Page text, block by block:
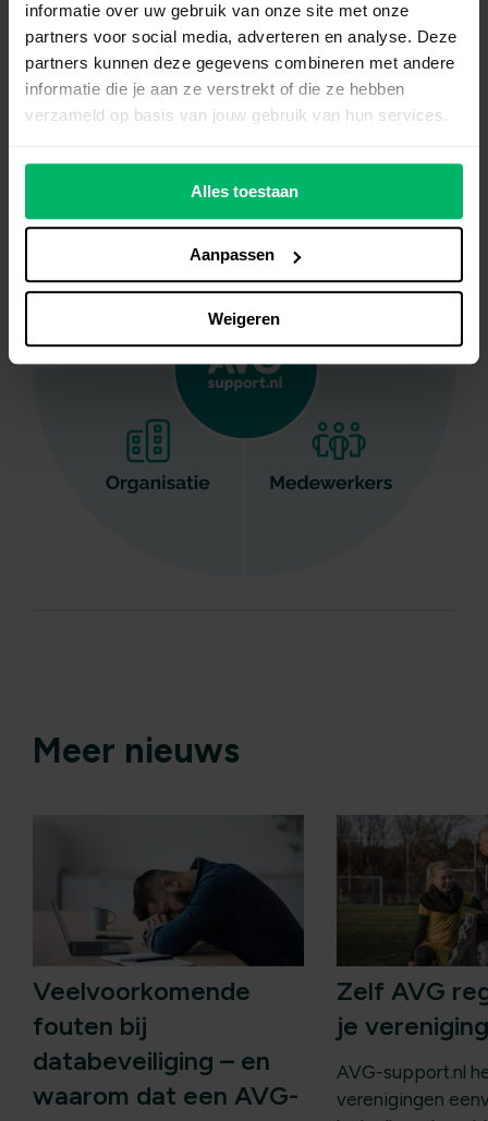
informatie over uw gebruik van onze site met onze
partners voor social media, adverteren en analyse. Deze
partners kunnen deze gegevens combineren met andere
informatie die je aan ze verstrekt of die ze hebben
verzameld op basis van jouw gebruik van hun services.
Alles toestaan
Aanpassen
Weigeren
Ontdek zelf hoe het werkt. Maak een gratis
proefaccount aan.
Probeer 30 dagen gratis
Meer nieuws
Veelvoorkomende
fouten bij
databeveiliging – en
waarom dat een AVG-
Zelf AVG
je vereniging
AVG-support.nl
verenigingen